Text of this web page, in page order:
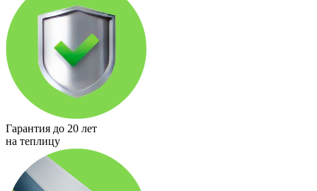
Гарантия до 20 лет
на теплицу